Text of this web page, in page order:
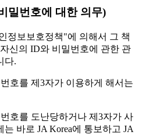
밀번호에 대한 의무)
정보보호정책"에 의해서 그 책
신의 ID와 비밀번호에 관한 관
다.
호를 제3자가 이용하게 해서는
호를 도난당하거나 제3자가 사
바로 JA Korea에 통보하고 JA